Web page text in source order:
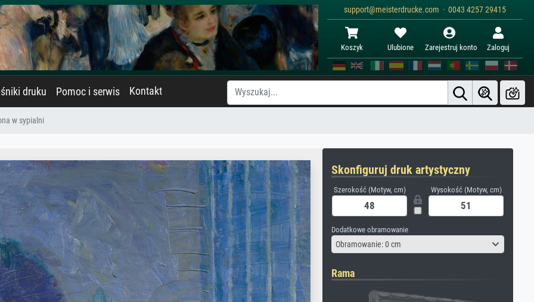
support@meisterdrucke.com · 0043 4257 29415
Koszyk Ulubione Zarejestruj konto Zaloguj
druku Pomoc i serwis Kontakt
w sypialni
Skonfiguruj druk artystyczny
Szerokość (Motyw, cm) Wysokość (Motyw, cm)
Dodatkowe obramowanie
Obramowanie: 0 cm
Rama